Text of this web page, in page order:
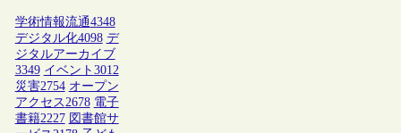
学術情報流通4348
デジタル化4098 デ
ジタルアーカイブ
3349 イベント 3012
災害2754 オープン
アクセス 2678 電子
書籍2227 図書館サ